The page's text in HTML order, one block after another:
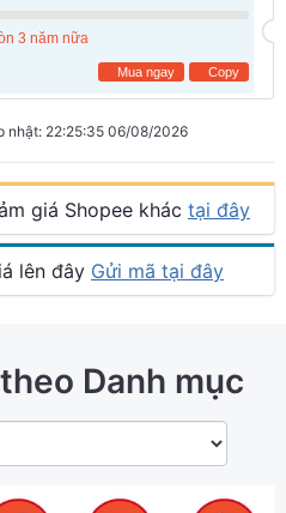
3 năm nữa
Copy
Mua ngay
nhật: 22:25:35 06/08/2026
giá Shopee khác tại đây
lên đây Gửi mã tại đây
Danh mục